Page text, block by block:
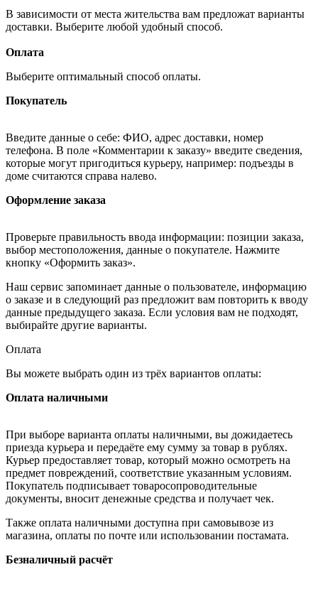
В зависимости от места жительства вам предложат варианты
доставки. Выберите любой удобный способ.
Оплата
Выберите оптимальный способ оплаты.
Покупатель
Введите данные о себе: ФИО, адрес доставки, номер
телефона. В поле «Комментарии к заказу» введите сведения,
которые могут пригодиться курьеру, например: подъезды в
доме считаются справа налево.
Оформление заказа
Проверьте правильность ввода информации: позиции заказа,
выбор местоположения, данные о покупателе. Нажмите
кнопку «Оформить заказ».
Наш сервис запоминает данные о пользователе, информацию
о заказе и в следующий раз предложит вам повторить к вводу
данные предыдущего заказа. Если условия вам не подходят,
выбирайте другие варианты.
Оплата
Вы можете выбрать один из трёх вариантов оплаты:
Оплата наличными
При выборе варианта оплаты наличными, вы дожидаетесь
приезда курьера и передаёте ему сумму за товар в рублях.
Курьер предоставляет товар, который можно осмотреть на
предмет повреждений, соответствие указанным условиям.
Покупатель подписывает товаросопроводительные
документы, вносит денежные средства и получает чек.
Также оплата наличными доступна при самовывозе из
магазина, оплаты по почте или использовании постамата.
Безналичный расчёт